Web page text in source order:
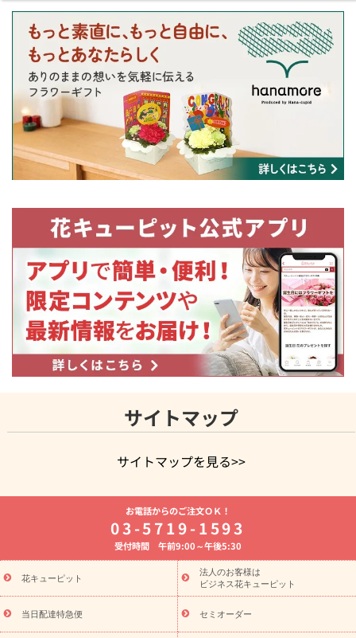
サイトマップ
サイトマップを見る>>
よく贈られる花
お祝いの花特集
誕生日フラワーギフト特集
8月の誕生花(トルコキキョウ)
開店・開業祝い
お供え・お悔やみ お供え・お悔やみの花
通夜・葬儀に贈る花 胡蝶蘭・花鉢
ーブドフラワー
季節のイベント
ひまわり ギフト・プレゼント
特集
お盆 花（新盆・初盆） 季節のイベント
お盆 花（新
盆・初盆）
お盆 花（新盆・初盆）
お盆・お供え 花とセットギ
フト
お盆・お供え プリザーブドフラワー
ひまわり ギフト・プ
レゼント特集
夏の花贈り・お中元・暑中見舞い 花のギフト特集
お電話からのご注文ＯＫ！
03-5719-1593
受付時間 午前9:00～午後5:30
花キューピット
法人のお客様は
ビジネス花キューピット
当日配達特急便 セミオーダー